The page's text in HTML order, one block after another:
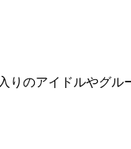
りのアイドルやグル